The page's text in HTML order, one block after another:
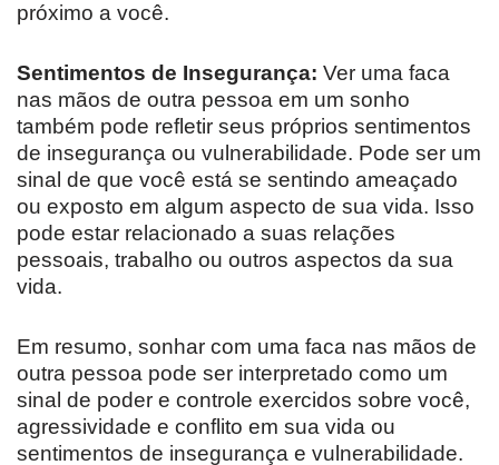
próximo a você.
Sentimentos de Insegurança: Ver uma faca
nas mãos de outra pessoa em um sonho
também pode refletir seus próprios sentimentos
de insegurança ou vulnerabilidade. Pode ser um
sinal de que você está se sentindo ameaçado
ou exposto em algum aspecto de sua vida. Isso
pode estar relacionado a suas relações
pessoais, trabalho ou outros aspectos da sua
vida.
Em resumo, sonhar com uma faca nas mãos de
outra pessoa pode ser interpretado como um
sinal de poder e controle exercidos sobre você,
agressividade e conflito em sua vida ou
sentimentos de insegurança e vulnerabilidade.